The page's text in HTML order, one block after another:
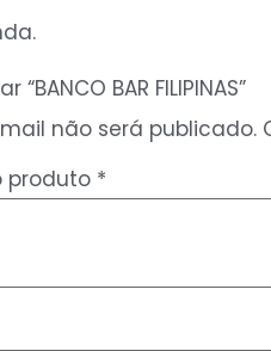
BAR FILIPINAS”
não será publicado.
produto *